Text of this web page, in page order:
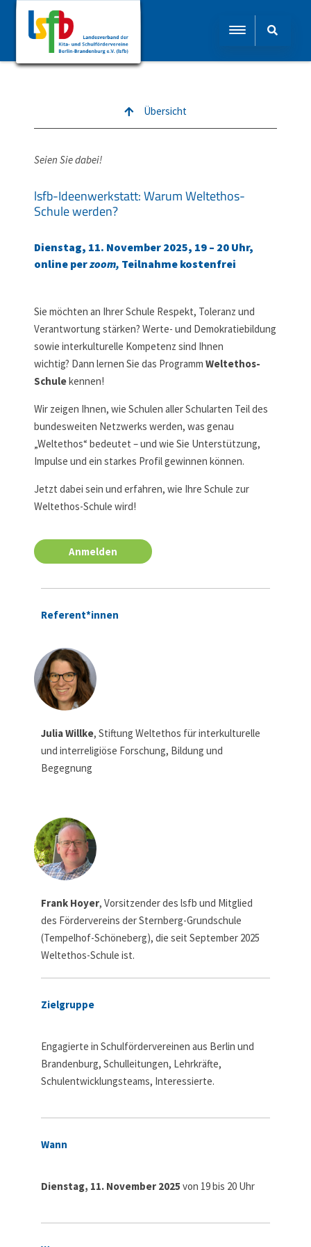
Übersicht
Seien Sie dabei!
lsfb-Ideenwerkstatt: Warum Weltethos-
Schule werden?
Dienstag, 11. November 2025, 19 – 20 Uhr,
online perzoom, Teilnahme kostenfrei
Sie möchten an Ihrer Schule Respekt, Toleranz und
Verantwortung stärken? Werte- und Demokratiebildung
sowie interkulturelle Kompetenz sind Ihnen
wichtig? Dann lernen Sie das Programm Weltethos-
Schulekennen!
Wir zeigen Ihnen, wie Schulen aller Schularten Teil des
bundesweiten Netzwerks werden, was genau
„Weltethos“ bedeutet – und wie Sie Unterstützung,
Impulse und ein starkes Profil gewinnen können.
Jetzt dabei sein und erfahren, wie Ihre Schule zur
Weltethos-Schule wird!
Anmelden
Referent*innen
Julia Willke, Stiftung Weltethos für interkulturelle
und interreligiöse Forschung, Bildung und
Begegnung
Frank Hoyer, Vorsitzender des lsfb und Mitglied
des Fördervereins der Sternberg-Grundschule
(Tempelhof-Schöneberg), die seit September 2025
Weltethos-Schule ist.
Zielgruppe
Engagierte in Schulfördervereinen aus Berlin und
Brandenburg, Schulleitungen, Lehrkräfte,
Schulentwicklungsteams, Interessierte.
Wann
Dienstag, 11. November 2025 von 19 bis 20 Uhr